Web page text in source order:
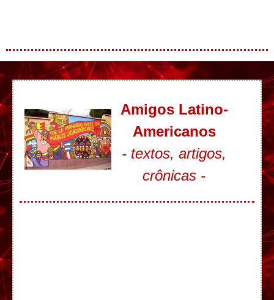
Amigos Latino-
Americanos
- textos, artigos,
crônicas -